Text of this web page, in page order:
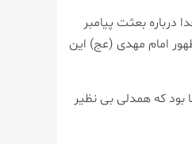
خدا درباره بعثت پیامبر
امام مهدی (عج) این
بود که همدلی بی نظیر